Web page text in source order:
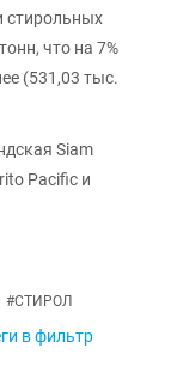
стирольных
что на 7%
(531,03 тыс.
Siam
Pacific и
#СТИРОЛ
в фильтр